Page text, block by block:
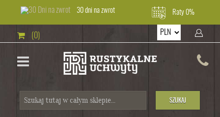
30 dni na zwrot Raty 0%
(0)
SZUKAJ